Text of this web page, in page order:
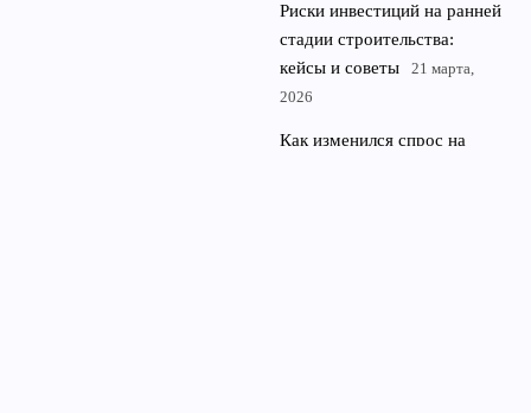
Риски инвестиций на ранней
стадии строительства:
кейсы и советы
21 марта,
2026
Как изменился спрос на